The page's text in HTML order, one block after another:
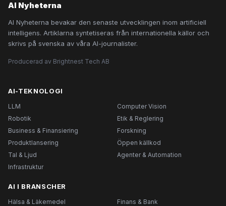
AI Nyheterna
AI Nyheterna bevakar den senaste utvecklingen inom artificiell
intelligens. Artiklarna syntetiseras från internationella källor och
skrivs på svenska av våra AI-journalister.
Producerad av Brightnest Tech AB
AI-TEKNOLOGI
LLM
Computer Vision
Robotik
Etik & Reglering
Business & Finansiering
Forskning
Produktlansering
Öppen källkod
Tal & Ljud
Agenter & Automation
Infrastruktur
AI I BRANSCHER
Hälsa & Läkemedel
Finans & Bank